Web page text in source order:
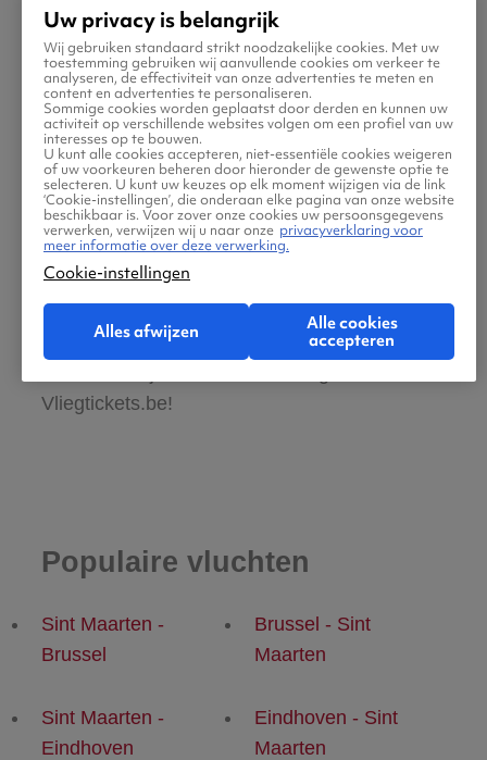
Een retour naar Sint Maarten is een ideale
manier om een bijzonder eiland te verkennen.
De combinatie van de Nederlandse en Franse
invloeden plus de Caribische omgeving biedt
een fascinerende vakantiebestemming.
Bovendien is een vakantie naar Sint Maarten
uitstekend te combineren met eentrip naar de
overige Nederlandse Antillen
alles uit een Sint Maarten aanbieding en
ontdek ook Curaçao, Bonaire of Aruba in één
reis. De beste vliegtickets van verschillende
Vliegtickets.be!
Populaire vluchten
Sint Maarten -
Brussel
Brussel - Sint
Maarten
Sint Maarten -
Eindhoven
Eindhoven - Sint
Maarten
Uw privacy is belangrijk
Wij gebruiken standaard strikt noodzakelijke cookies. Met uw
toestemming gebruiken wij aanvullende cookies om verkeer te
analyseren, de effectiviteit van onze advertenties te meten en
content en advertenties te personaliseren.
Sommige cookies worden geplaatst door derden en kunnen uw
activiteit op verschillende websites volgen om een profiel van uw
interesses op te bouwen.
U kunt alle cookies accepteren, niet-essentiële cookies weigeren
of uw voorkeuren beheren door hieronder de gewenste optie te
selecteren. U kunt uw keuzes op elk moment wijzigen via de link
‘Cookie-instellingen’, die onderaan elke pagina van onze website
beschikbaar is. Voor zover onze cookies uw persoonsgegevens
verwerken, verwijzen wij u naar onze privacyverklaring voor
meer informatie over deze verwerking.
Cookie-instellingen
Alles afwijzen
Alle cookies
accepteren